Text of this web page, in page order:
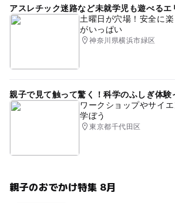
アスレチック迷路など未就学児も遊べるエ
土曜日が穴場！安全に
がいっぱい
神奈川県横浜市緑区
親子で見て触って驚く！科学のふしぎ体験
ワークショップやサイ
学ぼう
東京都千代田区
親子のおでかけ特集 8月